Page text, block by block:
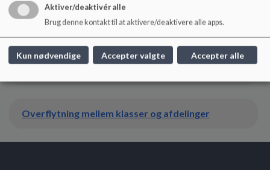
Klassedannelse special
Overflytning mellem klasser og afdelinger
Aktiver/deaktivér alle
Brug denne kontakt til at aktivere/deaktivere alle apps.
Kun nødvendige Accepter valgte Accepter alle